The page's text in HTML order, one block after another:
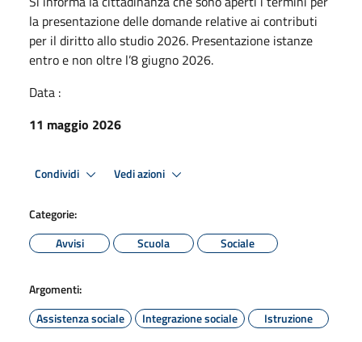
la presentazione delle domande relative ai contributi
per il diritto allo studio 2026. Presentazione istanze
entro e non oltre l’8 giugno 2026.
Data :
11 maggio 2026
Condividi Vedi azioni
Categorie:
Avvisi
Scuola Sociale
Argomenti:
Assistenza sociale
Integrazione sociale Istruzione